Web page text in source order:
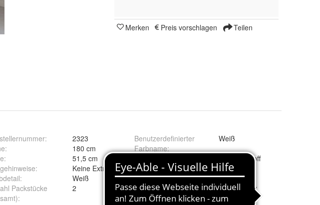
Merken Preis vorschlagen Teilen
:
2323
:
180 cm
:
51,5 cm
:
Keine Extrapflege erforderlich
:
Weiß
Packstücke
:
2
Benutzerdefinierter
Farbname:
Weiß
Holzwerkstoff
Elektronisches Gerät
enthalten:
Nein
Korpus Farbe: Eiche Dekor